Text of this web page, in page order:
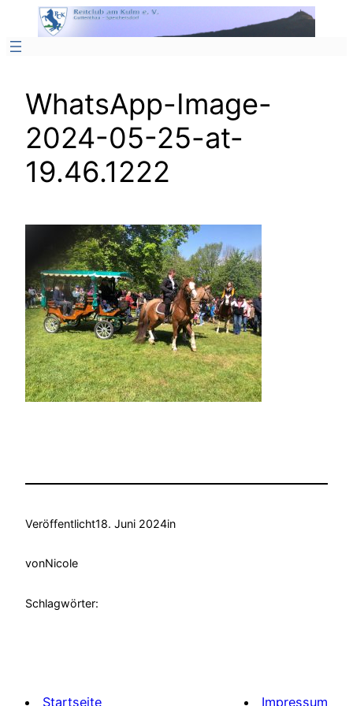
Inhalt
springen
WhatsApp-Image-
2024-05-25-at-
19.46.1222
Veröffentlicht18. Juni 2024in
vonNicole
Schlagwörter:
Startseite Impressum